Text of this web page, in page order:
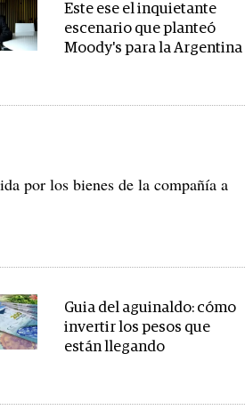
Este ese el inquietante
escenario que planteó
Moody's para la Argentina
por los bienes de la compañía a
Guia del aguinaldo: cómo
invertir los pesos que
están llegando